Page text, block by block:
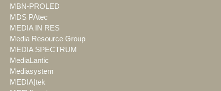
MBN-PROLED
MDS PAtec
MEDIA IN RES
Media Resource Group
MEDIA SPECTRUM
MediaLantic
Mediasystem
MEDIA|tek